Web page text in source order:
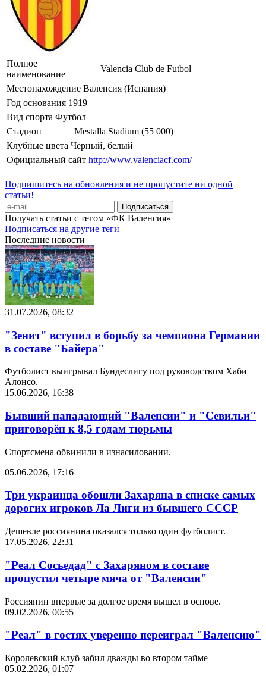
Полное
наименование
Valencia Club de Futbol
Местонахождение Валенсия (Испания)
Год основания 1919
Вид спорта Футбол
Стадион
Mestalla Stadium (55 000)
Клубные цвета Чёрный, белый
Официальный сайт http://www.valenciacf.com/
Подпишитесь на обновления и не пропустите ни одной
статьи!
Получать статьи с тегом «ФК Валенсия»
Подписаться на другие теги
Последние новости
31.07.2026, 08:32
"Зенит" вступил в борьбу за чемпиона Германии
в составе "Байера"
Футболист выигрывал Бундеслигу под руководством Хаби
Алонсо.
15.06.2026, 16:38
Бывший нападающий "Валенсии" и "Севильи"
приговорён к 8,5 годам тюрьмы
Спортсмена обвинили в изнасиловании.
05.06.2026, 17:16
Три украинца обошли Захаряна в списке самых
дорогих игроков Ла Лиги из бывшего СССР
Дешевле россиянина оказался только один футболист.
17.05.2026, 22:31
"Реал Сосьедад" с Захаряном в составе
пропустил четыре мяча от "Валенсии"
Россиянин впервые за долгое время вышел в основе.
09.02.2026, 00:55
"Реал" в гостях уверенно переиграл "Валенсию"
Королевский клуб забил дважды во втором тайме
05.02.2026, 01:07